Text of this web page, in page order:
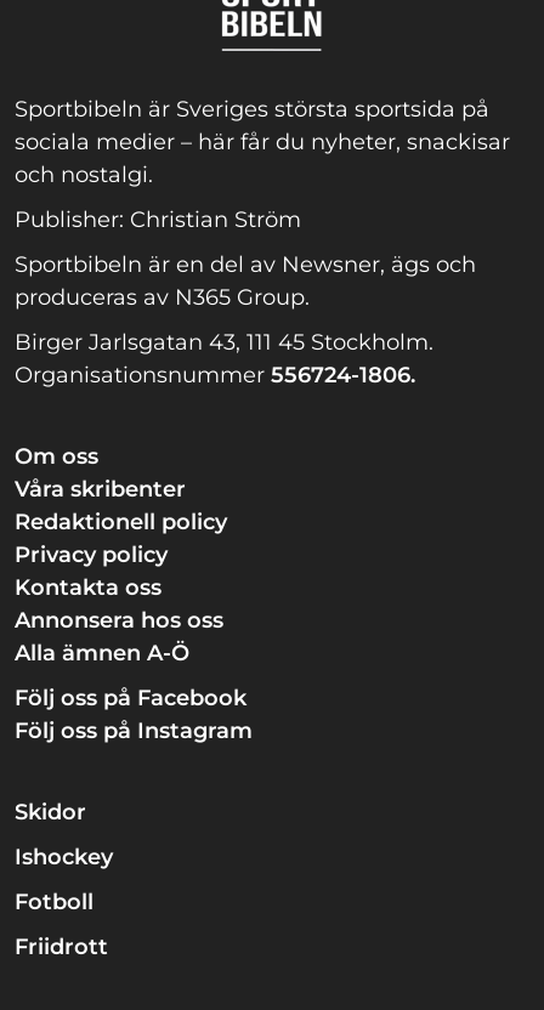
Sportbibeln är Sveriges största sportsida på
sociala medier – här får du nyheter, snackisar
och nostalgi.
Publisher: Christian Ström
Sportbibeln är en del av Newsner, ägs och
produceras av N365 Group.
Birger Jarlsgatan 43, 111 45 Stockholm.
Organisationsnummer 556724-1806.
Om oss
Våra skribenter
Redaktionell policy
Privacy policy
Kontakta oss
Annonsera hos oss
Alla ämnen A-Ö
Följ oss på Facebook
Följ oss på Instagram
Skidor
Ishockey
Fotboll
Friidrott